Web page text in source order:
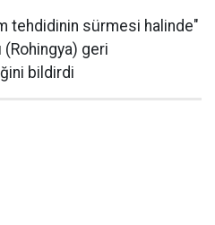
tehdidinin sürmesi halinde"
(Rohingya) geri
bildirdi